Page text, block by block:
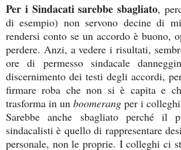
Per i Sindacati sarebbe sbagliato,
di esempio) non servono decine di
rendersi conto se un accordo è buono,
perdere. Anzi, a vedere i risultati,
ore di permesso sindacale
discernimento dei testi degli accordi,
firmare roba che non si è capita e
trasforma in un boomerang per i
Sarebbe anche sbagliato perché il
sindacalisti è quello di rappresentare
personale, non le proprie. I colleghi ci